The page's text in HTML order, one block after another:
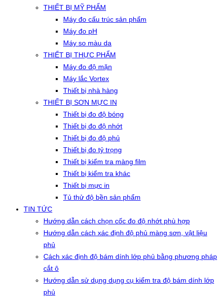
THIẾT BỊ MỸ PHẨM
Máy đo cấu trúc sản phẩm
Máy đo pH
Máy so màu da
THIẾT BỊ THỰC PHẨM
Máy đo độ mặn
Máy lắc Vortex
Thiết bị nhà hàng
THIẾT BỊ SƠN MỰC IN
Thiết bị đo độ bóng
Thiết bị đo độ nhớt
Thiết bị đo độ phủ
Thiết bị đo tỷ trọng
Thiết bị kiểm tra màng film
Thiết bị kiểm tra khác
Thiết bị mực in
Tủ thử độ bền sản phẩm
TIN TỨC
Hướng dẫn cách chọn cốc đo độ nhớt phù hợp
Hướng dẫn cách xác định độ phủ màng sơn, vật liệu
phủ
Cách xác định độ bám dính lớp phủ bằng phương pháp
cắt ô
Hướng dẫn sử dụng dụng cụ kiểm tra độ bám dính lớp
phủ